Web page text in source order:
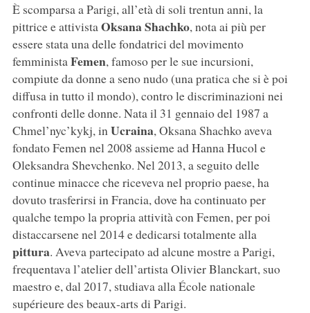
È scomparsa a Parigi, all’età di soli trentun anni, la
pittrice e attivistaOksana Shachko, nota ai più per
essere stata una delle fondatrici del movimento
femministaFemen, famoso per le sue incursioni,
compiute da donne a seno nudo (una pratica che si è poi
diffusa in tutto il mondo), contro le discriminazioni nei
confronti delle donne. Nata il 31 gennaio del 1987 a
Chmel’nyc’kykj, inUcraina, Oksana Shachko aveva
fondato Femen nel 2008 assieme ad Hanna Hucol e
Oleksandra Shevchenko. Nel 2013, a seguito delle
continue minacce che riceveva nel proprio paese, ha
dovuto trasferirsi in Francia, dove ha continuato per
qualche tempo la propria attività con Femen, per poi
distaccarsene nel 2014 e dedicarsi totalmente alla
pittura. Aveva partecipato ad alcune mostre a Parigi,
frequentava l’atelier dell’artista Olivier Blanckart, suo
maestro e, dal 2017, studiava alla École nationale
supérieure des beaux-arts di Parigi.